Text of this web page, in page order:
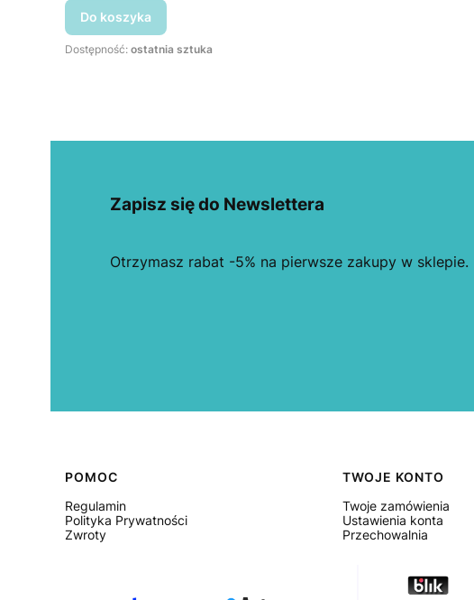
Do koszyka
Dostępność: ostatnia sztuka
Zapisz się do Newslettera
Otrzymasz rabat -5% na pierwsze zakupy w sklepie.
Linki w stopce
POMOC
Regulamin
Polityka Prywatności
Zwroty
TWOJE KONTO
Twoje zamówienia
Ustawienia konta
Przechowalnia